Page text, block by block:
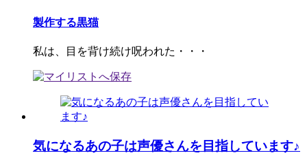
製作する黒猫
私は、目を背け続け呪われた・・・
気になるあの子は声優さんを目指しています♪